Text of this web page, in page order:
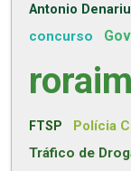
Antonio
concurso
FTSP Polícia
Tráfico de